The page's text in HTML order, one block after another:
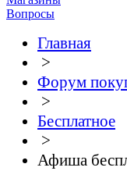
Вопросы
Главная
>
Форум
>
Бесплатное
>
Афиша